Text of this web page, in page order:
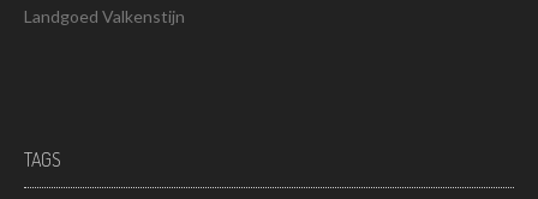
Landgoed Valkenstijn
TAGS